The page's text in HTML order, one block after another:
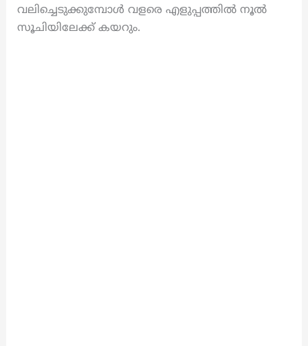
വലിച്ചെടുക്കുമ്പോൾ വളരെ എളുപ്പത്തിൽ നൂൽ
സൂചിയിലേക്ക് കയറും.